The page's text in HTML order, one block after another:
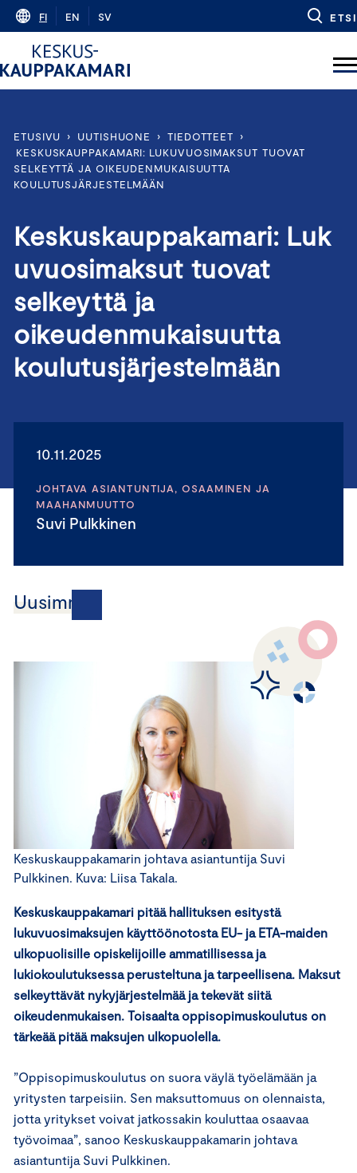
Skip
content
FI EN SV ETSI
ETUSIVU › UUTISHUONE › TIEDOTTEET
›
KESKUSKAUPPAKAMARI: LUKUVUOSIMAKSUT TUOVAT
SELKEYTTÄ JA OIKEUDENMUKAISUUTTA
KOULUTUSJÄRJESTELMÄÄN
Keskuskauppakamari: Luk
uvuosimaksut tuovat
selkeyttä ja
oikeudenmukaisuutta
koulutusjärjestelmään
10.11.2025
JOHTAVA ASIANTUNTIJA, OSAAMINEN JA
MAAHANMUUTTO
Suvi Pulkkinen
Uusimmat
Keskuskauppakamarin johtava asiantuntija Suvi
Pulkkinen. Kuva: Liisa Takala.
Keskuskauppakamari pitää hallituksen esitystä
lukuvuosimaksujen käyttöönotosta EU- ja ETA-maiden
ulkopuolisille opiskelijoille ammatillisessa ja
lukiokoulutuksessa perusteltuna ja tarpeellisena. Maksut
selkeyttävät nykyjärjestelmää ja tekevät siitä
oikeudenmukaisen. Toisaalta oppisopimuskoulutus on
tärkeää pitää maksujen ulkopuolella.
”Oppisopimuskoulutus on suora väylä työelämään ja
yritysten tarpeisiin. Sen maksuttomuus on olennaista,
jotta yritykset voivat jatkossakin kouluttaa osaavaa
työvoimaa”, sanoo Keskuskauppakamarin johtava
asiantuntija Suvi Pulkkinen.